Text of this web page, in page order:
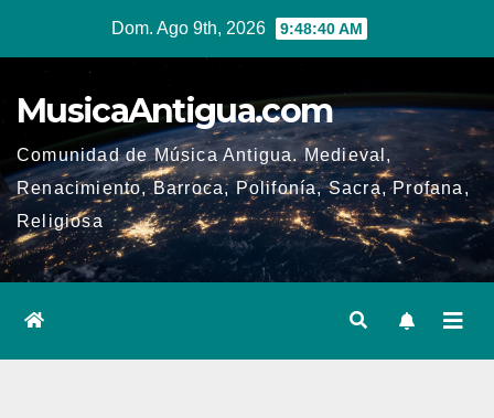
Dom. Ago 9th, 2026 9:48:40 AM
MusicaAntigua.com
Comunidad de Música Antigua. Medieval,
Renacimiento, Barroca, Polifonía, Sacra, Profana,
Religiosa